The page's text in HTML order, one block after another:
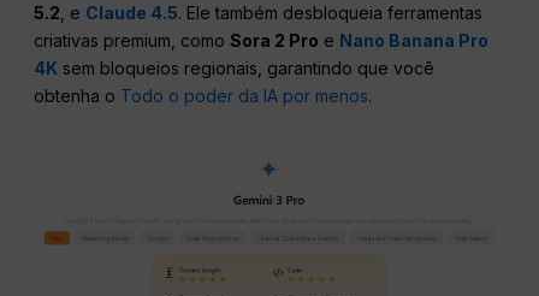
5.2 , e Claude 4.5. Ele também desbloqueia ferramentas
criativas premium, comoSora 2 Pro e Nano Banana Pro
4K sem bloqueios regionais, garantindo que você
obtenha o Todo o poder da IA por menos.